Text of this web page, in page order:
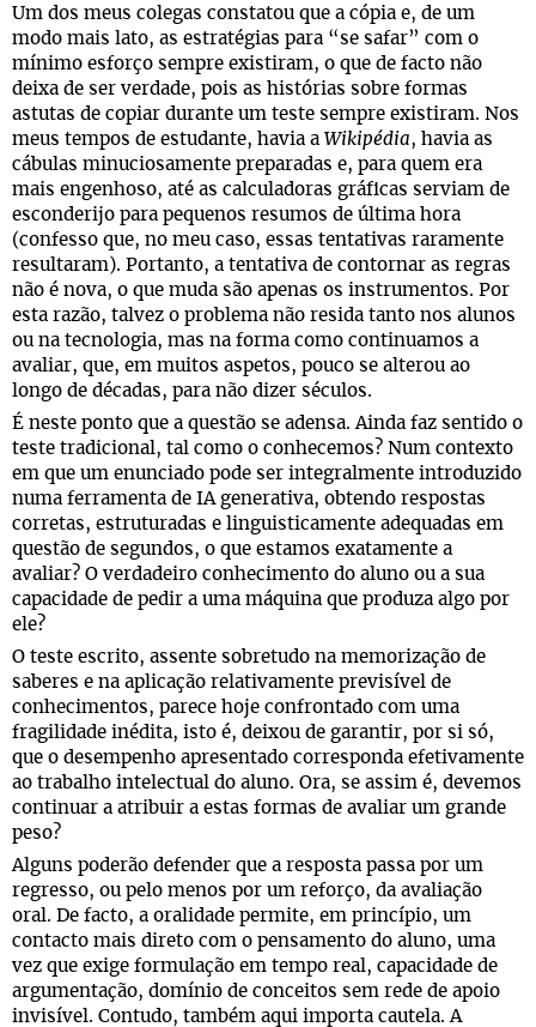
Um dos meus colegas constatou que a cópia e, de um
modo mais lato, as estratégias para “se safar” com o
mínimo esforço sempre existiram, o que de facto não
deixa de ser verdade, pois as histórias sobre formas
astutas de copiar durante um teste sempre existiram. Nos
meus tempos de estudante, havia a Wikipédia, havia as
cábulas minuciosamente preparadas e, para quem era
mais engenhoso, até as calculadoras gráficas serviam de
esconderijo para pequenos resumos de última hora
(confesso que, no meu caso, essas tentativas raramente
resultaram). Portanto, a tentativa de contornar as regras
não é nova, o que muda são apenas os instrumentos. Por
esta razão, talvez o problema não resida tanto nos alunos
ou na tecnologia, mas na forma como continuamos a
avaliar, que, em muitos aspetos, pouco se alterou ao
longo de décadas, para não dizer séculos.
É neste ponto que a questão se adensa. Ainda faz sentido o
teste tradicional, tal como o conhecemos? Num contexto
em que um enunciado pode ser integralmente introduzido
numa ferramenta de IA generativa, obtendo respostas
corretas, estruturadas e linguisticamente adequadas em
questão de segundos, o que estamos exatamente a
avaliar? O verdadeiro conhecimento do aluno ou a sua
capacidade de pedir a uma máquina que produza algo por
ele?
O teste escrito, assente sobretudo na memorização de
saberes e na aplicação relativamente previsível de
conhecimentos, parece hoje confrontado com uma
fragilidade inédita, isto é, deixou de garantir, por si só,
que o desempenho apresentado corresponda efetivamente
ao trabalho intelectual do aluno. Ora, se assim é, devemos
continuar a atribuir a estas formas de avaliar um grande
peso?
Alguns poderão defender que a resposta passa por um
regresso, ou pelo menos por um reforço, da avaliação
oral. De facto, a oralidade permite, em princípio, um
contacto mais direto com o pensamento do aluno, uma
vez que exige formulação em tempo real, capacidade de
argumentação, domínio de conceitos sem rede de apoio
invisível. Contudo, também aqui importa cautela. A